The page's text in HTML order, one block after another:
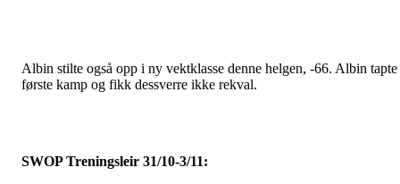
Albin stilte også opp i ny vektklasse denne helgen, -66. Albin tapte
første kamp og fikk dessverre ikke rekval.
SWOP Treningsleir 31/10-3/11: